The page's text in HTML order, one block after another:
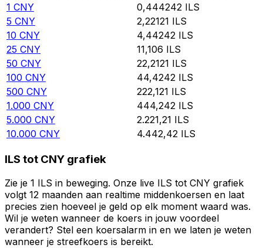
1 CNY 0,444242 ILS
5 CNY 2,22121 ILS
10 CNY 4,44242 ILS
25 CNY 11,106 ILS
50 CNY 22,2121 ILS
100 CNY 44,4242 ILS
500 CNY 222,121 ILS
1.000 CNY 444,242 ILS
5.000 CNY 2.221,21 ILS
10.000 CNY 4.442,42 ILS
ILS tot CNY grafiek
Zie je 1 ILS in beweging. Onze live ILS tot CNY grafiek
volgt 12 maanden aan realtime middenkoersen en laat
precies zien hoeveel je geld op elk moment waard was.
Wil je weten wanneer de koers in jouw voordeel
verandert? Stel een koersalarm in en we laten je weten
wanneer je streefkoers is bereikt.